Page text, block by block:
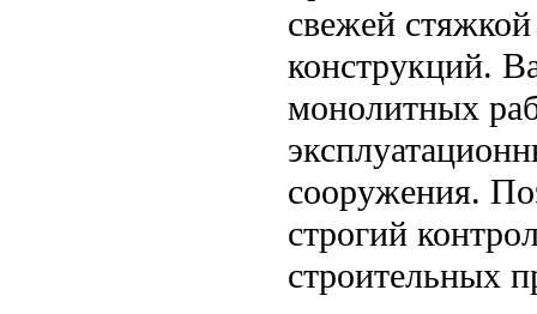
свежей
конструкций.
монолитных
сооружения.
строгий
строительных